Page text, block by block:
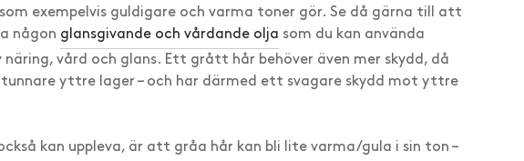
exempelvis guldigare och varma toner gör. Se då gärna till att
någon glansgivande och vårdande olja som du kan använda
vård och glans. Ett grått hår behöver även mer skydd, då
yttre lager – och har därmed ett svagare skydd mot yttre
kan uppleva, är att gråa hår kan bli lite varma/gula i sin ton –